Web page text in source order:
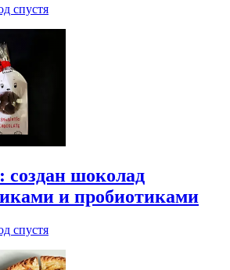
спустя
создан шоколад
и пробиотиками
спустя